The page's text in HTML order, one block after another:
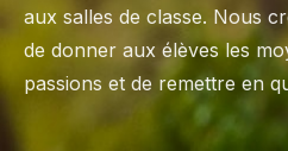
aux salles de classe. Nous
de donner aux élèves les
passions et de remettre en